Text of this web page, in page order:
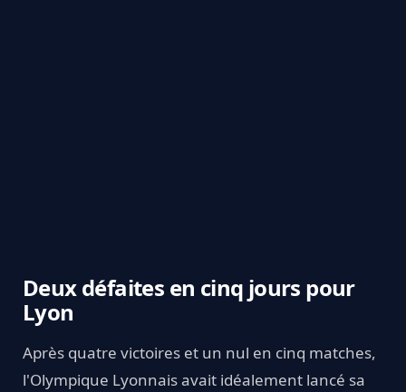
Deux défaites en cinq jours pour
Lyon
Après quatre victoires et un nul en cinq matches,
l'Olympique Lyonnais avait idéalement lancé sa